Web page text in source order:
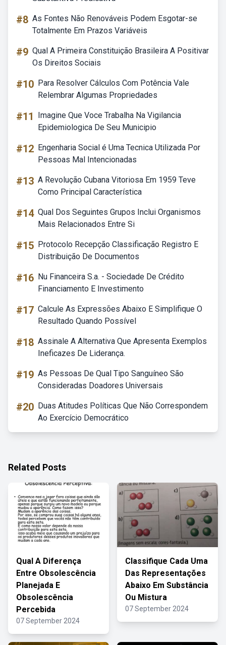
#8 As Fontes Não Renováveis Podem Esgotar-se
Totalmente Em Prazos Variáveis
#9 Qual A Primeira Constituição Brasileira A Positivar
Os Direitos Sociais
#10 Para Resolver Cálculos Com Potência Vale
Relembrar Algumas Propriedades
#11
Imagine Que Voce Trabalha Na Vigilancia
Epidemiologica De Seu Municipio
#12 Engenharia Social é Uma Tecnica Utilizada Por
Pessoas Mal Intencionadas
#13 A Revolução Cubana Vitoriosa Em 1959 Teve
Como Principal Característica
#14 Qual Dos Seguintes Grupos Inclui Organismos
Mais Relacionados Entre Si
#15 Protocolo Recepção Classificação Registro E
Distribuição De Documentos
#16 Nu Financeira S.a. - Sociedade De Crédito
Financiamento E Investimento
#17 Calcule As Expressões Abaixo E Simplifique O
Resultado Quando Possível
#18 Assinale A Alternativa Que Apresenta Exemplos
Ineficazes De Liderança.
#19 As Pessoas De Qual Tipo Sanguíneo São
Consideradas Doadores Universais
#20 Duas Atitudes Políticas Que Não Correspondem
Ao Exercício Democrático
Related Posts
Qual A Diferença
Entre Obsolescência
Planejada E
Obsolescência
Percebida
07 September 2024
Classifique Cada Uma
Das Representações
Abaixo Em Substância
Ou Mistura
07 September 2024